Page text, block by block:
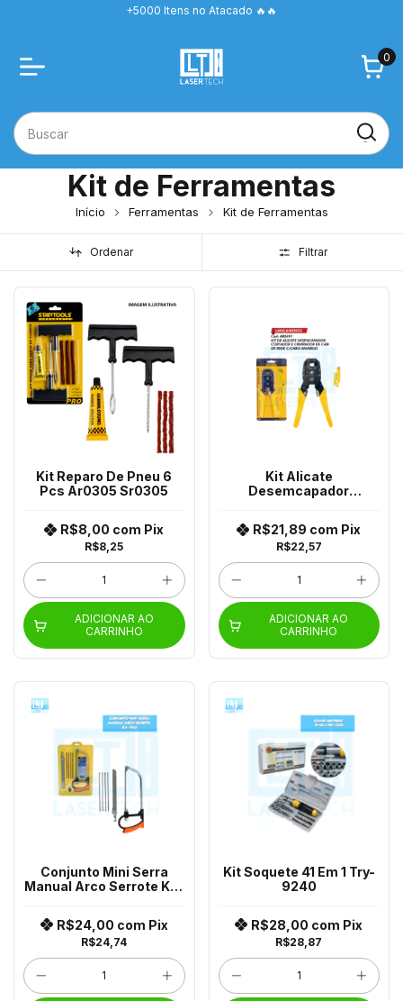
+5000 Itens no Atacado 🔥🔥
0
Kit de Ferramentas
Início Ferramentas Kit de Ferramentas
Ordenar Filtrar
Kit Reparo De Pneu 6
Pcs Ar0305 Sr0305
R$8,25
R$8,00 com Pix
ADICIONAR AO
CARRINHO
Kit Alicate
Desemcapador
Cabos De Rede Ar0491
R$22,57
R$21,89 com Pix
ADICIONAR AO
CARRINHO
Conjunto Mini Serra
Manual Arco Serrote Ka-
R$24,74
R$24,00 com Pix
Kit Soquete 41 Em 1 Try-
9240
R$28,87
R$28,00 com Pix